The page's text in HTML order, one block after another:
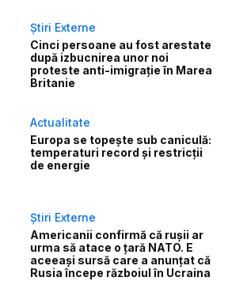
Știri Externe
Cinci persoane au fost arestate
după izbucnirea unor noi
proteste anti-imigrație în Marea
Britanie
Actualitate
Europa se topește sub caniculă:
temperaturi record și restricții
de energie
Știri Externe
Americanii confirmă că rușii ar
urma să atace o țară NATO. E
aceeași sursă care a anunțat că
Rusia începe războiul în Ucraina